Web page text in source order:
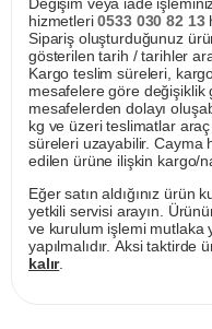
hizmetleri0533 030 82 13
Sipariş oluşturduğunuz
gösterilen tarih / tarihler
Kargo teslim süreleri,
mesafelere göre değişiklik
mesafelerden dolayı
kg ve üzeri teslimatlar
süreleri uzayabilir. Cayma
edilen ürüne ilişkin kargo/
Eğer satın aldığınız ürün
yetkili servisi arayın.
ve kurulum işlemi mutlaka
yapılmalıdır. Aksi taktirde
kalır.